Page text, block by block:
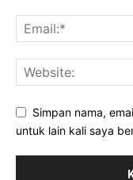
Simpan nama,
untuk lain kali saya